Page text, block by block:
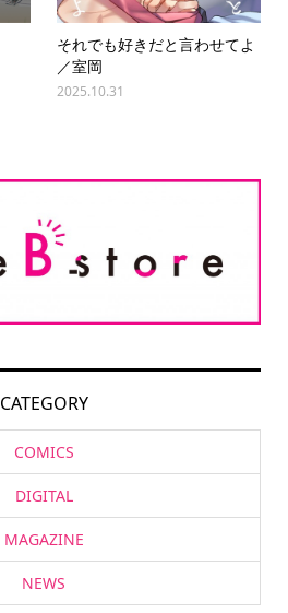
それでも好きだと言わせてよ
／室岡
2025.10.31
CATEGORY
COMICS
DIGITAL
MAGAZINE
NEWS